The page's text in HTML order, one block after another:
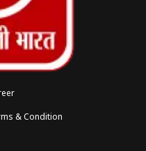
& Condition